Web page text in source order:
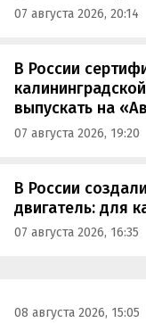
07 августа 2026, 20:14
В России
выпускать на
07 августа 2026, 19:20
В России
двигатель: для
07 августа 2026, 16:35
08 августа 2026, 15:05